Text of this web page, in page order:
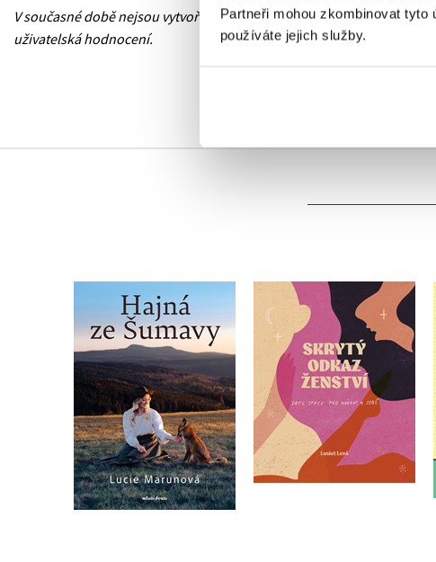
Partneři mohou zkombinovat
používáte jejich služby.
V současné době nejsou vytvořena žádná
uživatelská hodnocení.
Hajná ze Šumavy
Lucie Marunová
Do košíku
449 Kč
359 Kč
Skrytý odkaz ženství
Lucie Levá
Do košíku
449 Kč
359 Kč